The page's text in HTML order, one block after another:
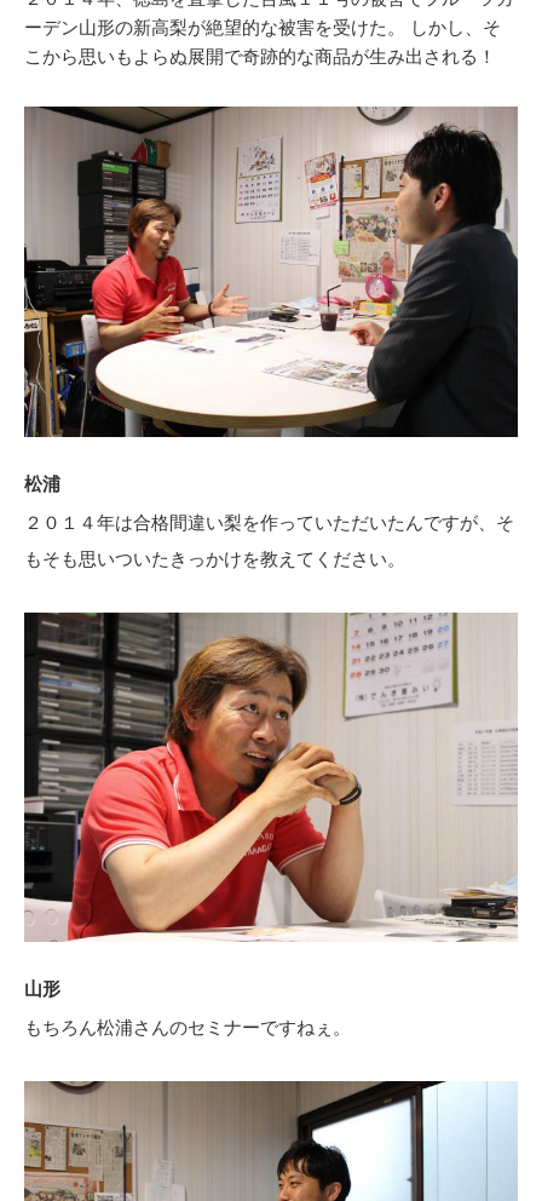
ーデン山形の新高梨が絶望的な被害を受けた。 しかし、そ
こから思いもよらぬ展開で奇跡的な商品が生み出される！
松浦
２０１４年は合格間違い梨を作っていただいたんですが、そ
もそも思いついたきっかけを教えてください。
山形
もちろん松浦さんのセミナーですねぇ。